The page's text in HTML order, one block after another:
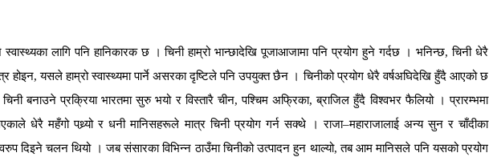
लागि पनि हानिकारक छ । चिनी हाम्रो भान्छादेखि पूजाआजामा पनि प्रयोग हुने गर्दछ । भनिन्छ, चिनी धेरै
होइन, यसले हाम्रो स्वास्थ्यमा पार्ने असरका दृष्टिले पनि उपयुक्त छैन । चिनीको प्रयोग धेरै वर्षअघिदेखि हुँदै आएको छ
बनाउने प्रक्रिया भारतमा सुरु भयो र विस्तारै चीन, पश्चिम अफ्रिका, ब्राजिल हुँदै विश्वभर फैलियो । प्रारम्भमा
धेरै महँगो पथ्र्यो र धनी मानिसहरूले मात्र चिनी प्रयोग गर्न सक्थे । राजा–महाराजालाई अन्य सुन र चाँदीका
दिइने चलन थियो । जब संसारका विभिन्न ठाउँमा चिनीको उत्पादन हुन थाल्यो, तब आम मानिसले पनि यसको प्रयोग